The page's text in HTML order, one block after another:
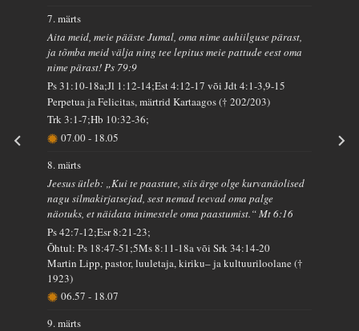
7. märts
Aita meid, meie pääste Jumal, oma nime auhiilguse pärast,
ja tõmba meid välja ning tee lepitus meie pattude eest oma
nime pärast! Ps 79:9
Ps 31:10-18a;Jl 1:12-14;Est 4:12-17 või Jdt 4:1-3,9-15
Perpetua ja Felicitas, märtrid Kartaagos († 202/203)
Trk 3:1-7;Hb 10:32-36;
07.00- 18.05
8. märts
Jeesus ütleb: „Kui te paastute, siis ärge olge kurvanäolised
nagu silmakirjatsejad, sest nemad teevad oma palge
näotuks, et näidata inimestele oma paastumist.“ Mt 6:16
Ps 42:7-12;Esr 8:21-23;
Õhtul: Ps 18:47-51;5Ms 8:11-18a või Srk 34:14-20
Martin Lipp, pastor, luuletaja, kiriku– ja kultuuriloolane (†
1923)
06.57- 18.07
9. märts